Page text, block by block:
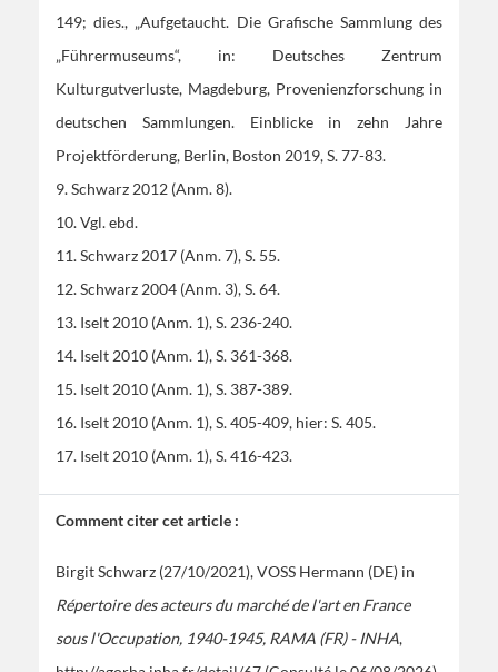
149; dies., „Aufgetaucht. Die Grafische Sammlung des
„Führermuseums“, in: Deutsches Zentrum
Kulturgutverluste, Magdeburg, Provenienzforschung in
deutschen Sammlungen. Einblicke in zehn Jahre
Projektförderung, Berlin, Boston 2019, S. 77-83.
9. Schwarz 2012 (Anm. 8).
10. Vgl. ebd.
11. Schwarz 2017 (Anm. 7), S. 55.
12. Schwarz 2004 (Anm. 3), S. 64.
13. Iselt 2010 (Anm. 1), S. 236-240.
14. Iselt 2010 (Anm. 1), S. 361-368.
15. Iselt 2010 (Anm. 1), S. 387-389.
16. Iselt 2010 (Anm. 1), S. 405-409, hier: S. 405.
17. Iselt 2010 (Anm. 1), S. 416-423.
Comment citer cet article :
Birgit Schwarz (27/10/2021), VOSS Hermann (DE) in
Répertoire des acteurs du marché de l'art en France
sous l'Occupation, 1940-1945, RAMA (FR) - INHA,